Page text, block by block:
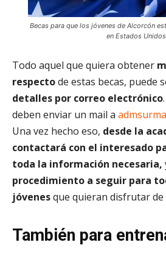
Becas para que los jóvenes de Alcorcón
en Estados Unidos
Todo aquel que quiera obtener
respectode estas becas, puede
detalles por correo electrónico
deben enviar un mail a
Una vez hecho eso, desde la
contactará con el interesado
toda la información necesaria,
procedimiento a seguir para
jóvenesque quieran disfrutar de
También para